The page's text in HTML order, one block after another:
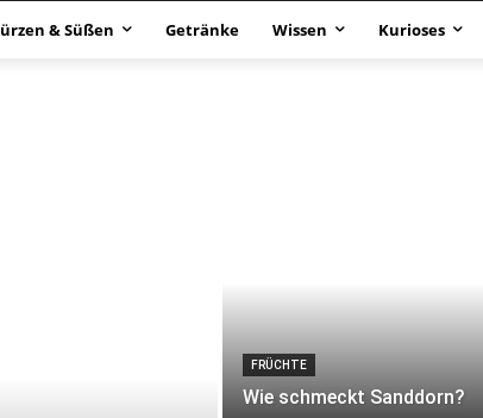
& Süßen Getränke Wissen Kurioses
FRÜCHTE
Wie schmeckt Sanddorn?